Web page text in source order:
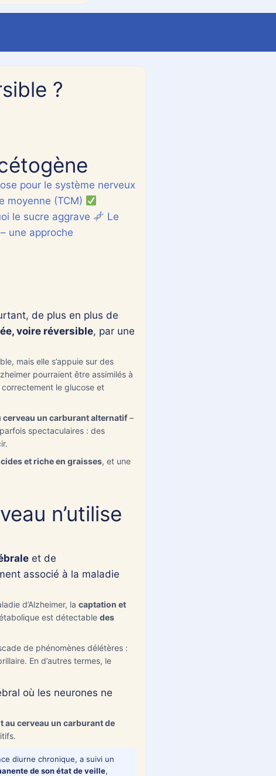
+
» puis
?
pour le système nerveux
moyenne (TCM)
le sucre aggrave
Le
une approche
de plus en plus de
voire réversible, par une
mais elle s’appuie sur des
pourraient être assimilés à
correctement le glucose et
cerveau un carburant alternatif –
spectaculaires : des
et riche en graisses, et une
n’utilise
et de
associé à la maladie
d’Alzheimer, la captation et
est détectable des
de phénomènes délétères :
En d’autres termes, le
où les neurones ne
au cerveau un carburant de
diurne chronique, a suivi un
de son état de veille,